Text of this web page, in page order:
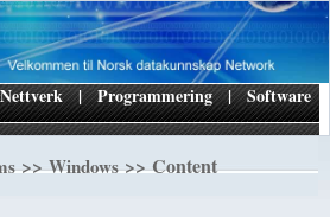
Nettverk | Programmering | Software
>>Windows>> Content